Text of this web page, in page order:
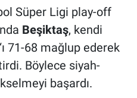
Süper Ligi play-off
Beşiktaş, kendi
71-68 mağlup ederek
Böylece siyah-
başardı.